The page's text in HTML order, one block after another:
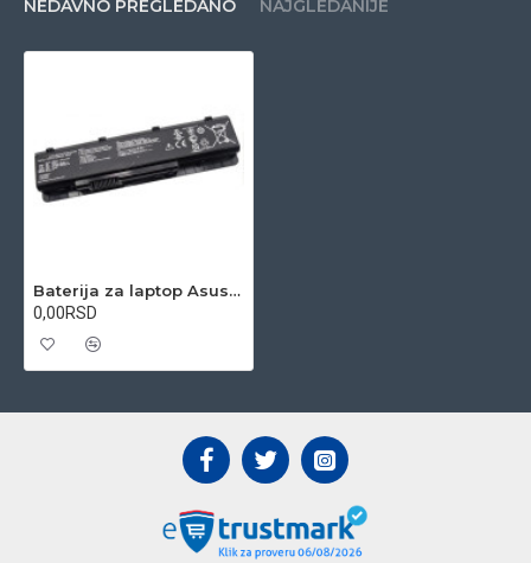
NEDAVNO PREGLEDANO NAJGLEDANIJE
Baterija za laptop Asus A32-N55 10.8V 6-cell Li-ion
0,00RSD